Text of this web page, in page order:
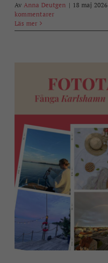
Av Anna Deutgen | 18 maj 2026
kommentarer
Läs mer